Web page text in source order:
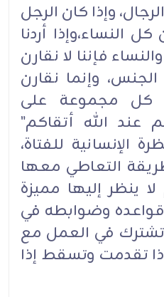
وإذا كان الرجل
النساء،وإذا أردنا
فإننا لا نقارن
وإنما نقارن
كل مجموعة على
الله أتقاكم"
الإنسانية للفتاة،
التعاطي معها
لا ينظر إليها مميزة
وضوابطه في
تشترك في العمل مع
إذا تقدمت وتسقط إذا